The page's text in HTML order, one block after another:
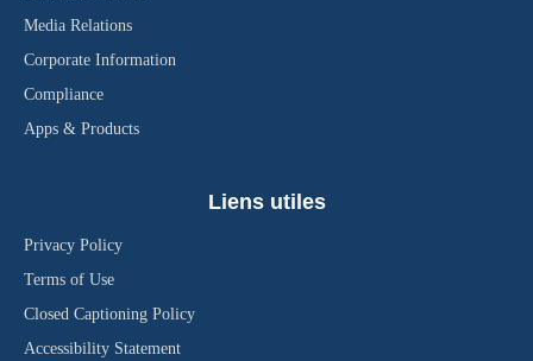
Media Relations
Corporate Information
Compliance
Apps & Products
Liens utiles
Privacy Policy
Terms of Use
Closed Captioning Policy
Accessibility Statement